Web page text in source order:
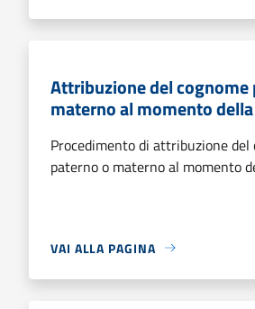
Attribuzione del cognome
materno al momento
Procedimento di attribuzione del
paterno o materno al momento
VAI ALLA PAGINA